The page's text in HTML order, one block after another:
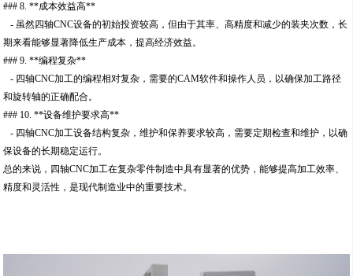
### 8. **成本效益高**
- 虽然四轴CNC设备的初始投资较高，但由于其率、高精度和减少的装夹次数，长
期来看能够显著降低生产成本，提高经济效益。
### 9. **编程复杂**
- 四轴CNC加工的编程相对复杂，需要的CAM软件和操作人员，以确保加工路径
和旋转轴的正确配合。
### 10. **设备维护要求高**
- 四轴CNC加工设备结构复杂，维护和保养要求较高，需要定期检查和维护，以确
保设备的长期稳定运行。
总的来说，四轴CNC加工在复杂零件制造中具有显著的优势，能够提高加工效率、
精度和灵活性，是现代制造业中的重要技术。